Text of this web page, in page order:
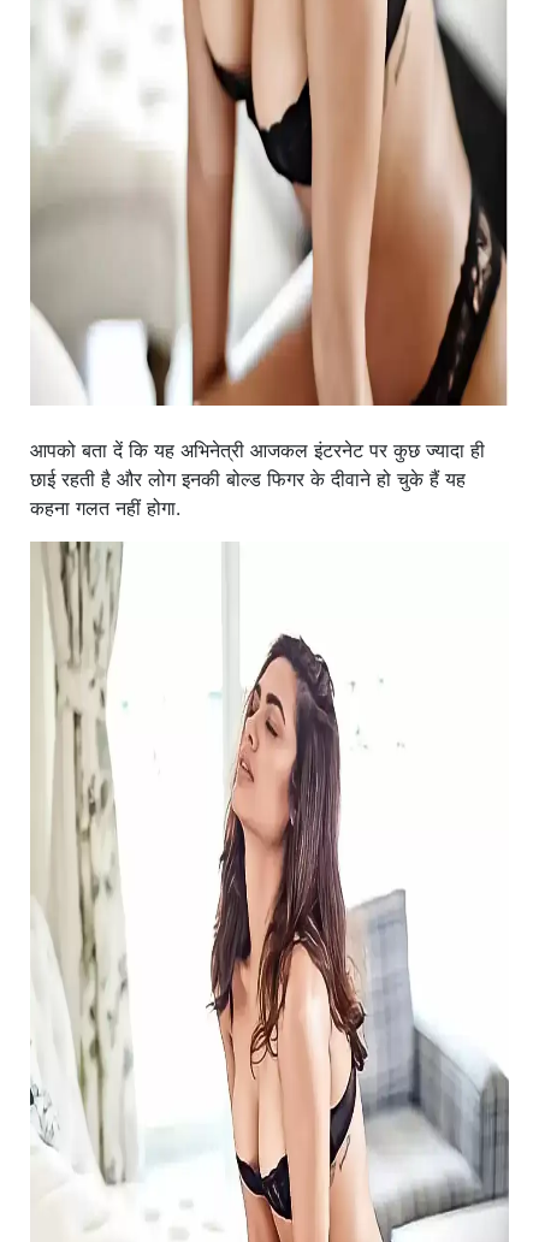
आपको बता दें कि यह अभिनेत्री आजकल इंटरनेट पर कुछ ज्यादा ही
छाई रहती है और लोग इनकी बोल्ड फिगर के दीवाने हो चुके हैं यह
कहना गलत नहीं होगा.